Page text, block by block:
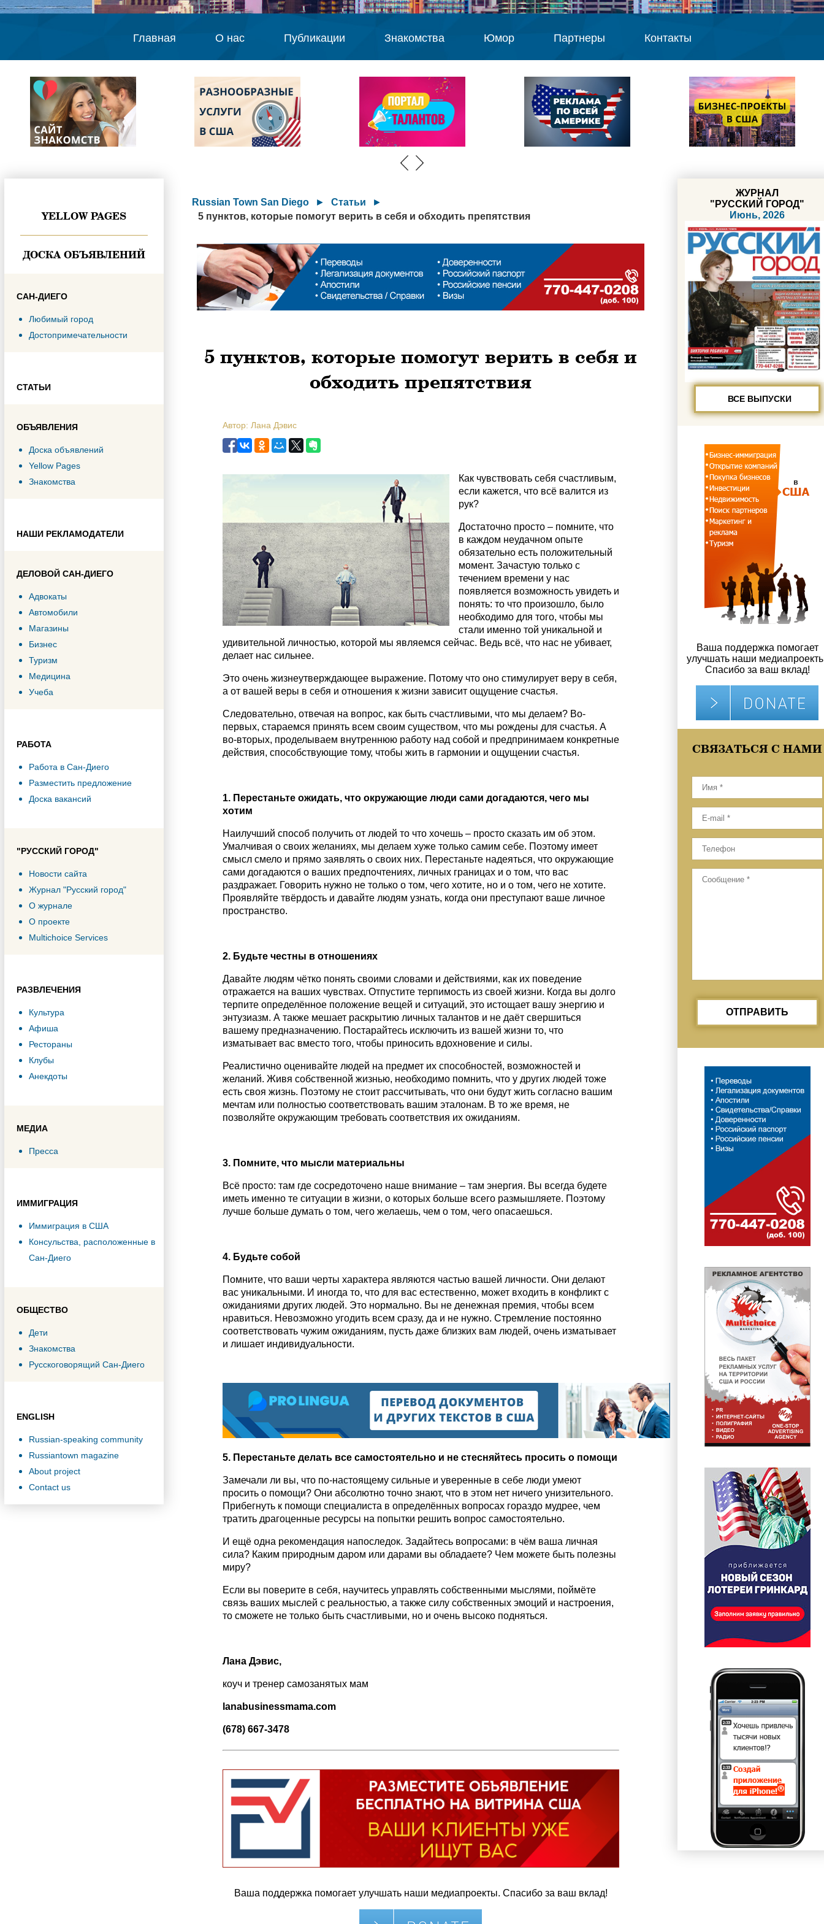
Главная О нас Публикации Знакомства Юмор Партнеры Контакты
YELLOW PAGES
ДОСКА ОБЪЯВЛЕНИЙ
САН-ДИЕГО
Любимый город
Достопримечательности
СТАТЬИ
ОБЪЯВЛЕНИЯ
Доска объявлений
Yellow Pages
Знакомства
НАШИ РЕКЛАМОДАТЕЛИ
ДЕЛОВОЙ САН-ДИЕГО
Адвокаты
Автомобили
Магазины
Бизнес
Туризм
Медицина
Учеба
РАБОТА
Работа в Сан-Диего
Разместить предложение
Доска вакансий
"РУССКИЙ ГОРОД"
Новости сайта
Журнал "Русский город"
О журнале
О проекте
Multichoice Services
РАЗВЛЕЧЕНИЯ
Культура
Афиша
Рестораны
Клубы
Анекдоты
МЕДИА
Пресса
ИММИГРАЦИЯ
Иммиграция в США
Консульства, расположенные в
Сан-Диего
ОБЩЕСТВО
Дети
Знакомства
Русскоговорящий Сан-Диего
ENGLISH
Russian-speaking community
Russiantown magazine
About project
Contact us
Russian Town San Diego ► Статьи
►
5 пунктов, которые помогут верить в себя и обходить препятствия
5 пунктов, которые помогут верить в себя и
обходить препятствия
Автор: Лана Дэвис
Как чувствовать себя счастливым,
если кажется, что всё валится из
рук?
Достаточно просто – помните, что
в каждом неудачном опыте
обязательно есть положительный
момент. Зачастую только с
течением времени у нас
появляется возможность увидеть и
понять: то что произошло, было
необходимо для того, чтобы мы
стали именно той уникальной и
удивительной личностью, которой мы являемся сейчас. Ведь всё, что нас не убивает,
делает нас сильнее.
Это очень жизнеутверждающее выражение. Потому что оно стимулирует веру в себя,
а от вашей веры в себя и отношения к жизни зависит ощущение счастья.
Следовательно, отвечая на вопрос, как быть счастливыми, что мы делаем? Во-
первых, стараемся принять всем своим существом, что мы рождены для счастья. А
во-вторых, проделываем внутреннюю работу над собой и предпринимаем конкретные
действия, способствующие тому, чтобы жить в гармонии и ощущении счастья.
1. Перестаньте ожидать, что окружающие люди сами догадаются, чего мы
хотим
Наилучший способ получить от людей то что хочешь – просто сказать им об этом.
Умалчивая о своих желаниях, мы делаем хуже только самим себе. Поэтому имеет
смысл смело и прямо заявлять о своих них. Перестаньте надеяться, что окружающие
сами догадаются о ваших предпочтениях, личных границах и о том, что вас
раздражает. Говорить нужно не только о том, чего хотите, но и о том, чего не хотите.
Проявляйте твёрдость и давайте людям узнать, когда они преступают ваше личное
пространство.
2. Будьте честны в отношениях
Давайте людям чётко понять своими словами и действиями, как их поведение
отражается на ваших чувствах. Отпустите терпимость из своей жизни. Когда вы долго
терпите определённое положение вещей и ситуаций, это истощает вашу энергию и
энтузиазм. А также мешает раскрытию личных талантов и не даёт свершиться
вашему предназначению. Постарайтесь исключить из вашей жизни то, что
изматывает вас вместо того, чтобы приносить вдохновение и силы.
Реалистично оценивайте людей на предмет их способностей, возможностей и
желаний. Живя собственной жизнью, необходимо помнить, что у других людей тоже
есть своя жизнь. Поэтому не стоит рассчитывать, что они будут жить согласно вашим
мечтам или полностью соответствовать вашим эталонам. В то же время, не
позволяйте окружающим требовать соответствия их ожиданиям.
3. Помните, что мысли материальны
Всё просто: там где сосредоточено наше внимание – там энергия. Вы всегда будете
иметь именно те ситуации в жизни, о которых больше всего размышляете. Поэтому
лучше больше думать о том, чего желаешь, чем о том, чего опасаешься.
4. Будьте собой
Помните, что ваши черты характера являются частью вашей личности. Они делают
вас уникальными. И иногда то, что для вас естественно, может входить в конфликт с
ожиданиями других людей. Это нормально. Вы не денежная премия, чтобы всем
нравиться. Невозможно угодить всем сразу, да и не нужно. Стремление постоянно
соответствовать чужим ожиданиям, пусть даже близких вам людей, очень изматывает
и лишает индивидуальности.
5. Перестаньте делать все самостоятельно и не стесняйтесь просить о помощи
Замечали ли вы, что по-настоящему сильные и уверенные в себе люди умеют
просить о помощи? Они абсолютно точно знают, что в этом нет ничего унизительного.
Прибегнуть к помощи специалиста в определённых вопросах гораздо мудрее, чем
тратить драгоценные ресурсы на попытки решить вопрос самостоятельно.
И ещё одна рекомендация напоследок. Задайтесь вопросами: в чём ваша личная
сила? Каким природным даром или дарами вы обладаете? Чем можете быть полезны
миру?
Если вы поверите в себя, научитесь управлять собственными мыслями, поймёте
связь ваших мыслей с реальностью, а также силу собственных эмоций и настроения,
то сможете не только быть счастливыми, но и очень высоко подняться.
Лана Дэвис,
коуч и тренер самозанятых мам
lanabusinessmama.com
(678) 667-3478
Ваша поддержка помогает улучшать наши медиапроекты. Спасибо за ваш вклад!
ЖУРНАЛ
"РУССКИЙ ГОРОД"
Июнь, 2026
ВСЕ ВЫПУСКИ
Ваша поддержка помогает
улучшать наши
Спасибо за ваш вклад!
СВЯЗАТЬСЯ С НАМИ
ОТПРАВИТЬ